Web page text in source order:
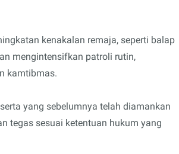
kenakalan remaja, seperti balap
mengintensifkan patroli rutin,
kamtibmas.
yang sebelumnya telah diamankan
tegas sesuai ketentuan hukum yang